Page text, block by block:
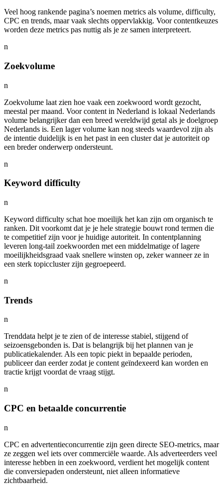
Veel hoog rankende pagina’s noemen metrics als volume, difficulty,
CPC en trends, maar vaak slechts oppervlakkig. Voor contentkeuzes
worden deze metrics pas nuttig als je ze samen interpreteert.
n
Zoekvolume
n
Zoekvolume laat zien hoe vaak een zoekwoord wordt gezocht,
meestal per maand. Voor content in Nederland is lokaal Nederlands
volume belangrijker dan een breed wereldwijd getal als je doelgroep
Nederlands is. Een lager volume kan nog steeds waardevol zijn als
de intentie duidelijk is en het past in een cluster dat je autoriteit op
een breder onderwerp ondersteunt.
n
Keyword difficulty
n
Keyword difficulty schat hoe moeilijk het kan zijn om organisch te
ranken. Dit voorkomt dat je je hele strategie bouwt rond termen die
te competitief zijn voor je huidige autoriteit. In contentplanning
leveren long-tail zoekwoorden met een middelmatige of lagere
moeilijkheidsgraad vaak snellere winsten op, zeker wanneer ze in
een sterk topiccluster zijn gegroepeerd.
n
Trends
n
Trenddata helpt je te zien of de interesse stabiel, stijgend of
seizoensgebonden is. Dat is belangrijk bij het plannen van je
publicatiekalender. Als een topic piekt in bepaalde perioden,
publiceer dan eerder zodat je content geïndexeerd kan worden en
tractie krijgt voordat de vraag stijgt.
n
CPC en betaalde concurrentie
n
CPC en advertentieconcurrentie zijn geen directe SEO-metrics, maar
ze zeggen wel iets over commerciële waarde. Als adverteerders veel
interesse hebben in een zoekwoord, verdient het mogelijk content
die conversiepaden ondersteunt, niet alleen informatieve
zichtbaarheid.